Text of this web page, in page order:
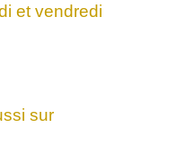
et vendredi
sur